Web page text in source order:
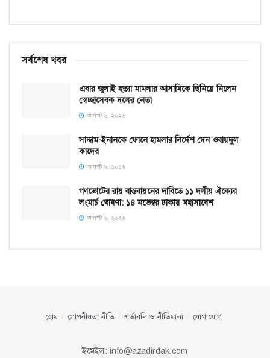
সর্বশেষ খবর
এবার জুলাই হত্যা মামলার আসামিকে ছিনিয়ে নিলেন
স্বেচ্ছাসেবক দলের নেতা
আগস্ট ৬, ২০২৬
সাদ্দাম-ইনানকে ফোনে হামলার নির্দেশ দেন ওবায়দুল
কাদের
আগস্ট ৬, ২০২৬
গণভোটের রায় বাস্তবায়নের দাবিতে ১১ দলীয় ঐক্যের
লংমার্চ ঘোষণা: ১৪ নভেম্বর ঢাকায় মহাসাবেশ
আগস্ট ৬, ২০২৬
হোম গোপনীয়তা নীতি শর্তাবলি ও নীতিমালা যোগাযোগ
ইমেইল: info@azadirdak.com